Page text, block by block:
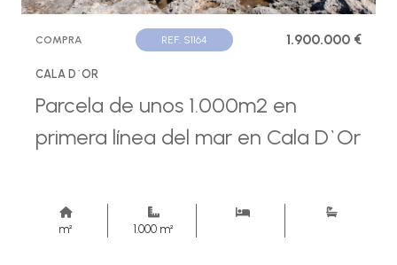
COMPRA REF. S1164 1.900.000 €
CALA D´OR
Parcela de unos 1.000m2 en
primera línea del mar en Cala D`Or
m² 1.000 m²